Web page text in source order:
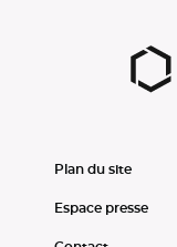
Plan du site
Espace presse